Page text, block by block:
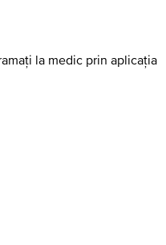
la medic prin aplicația